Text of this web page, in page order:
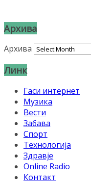
Архива
Архива
Линк
Гаси интернет
Музика
Вести
Забава
Спорт
Технологија
Здравје
Online Radio
Контакт